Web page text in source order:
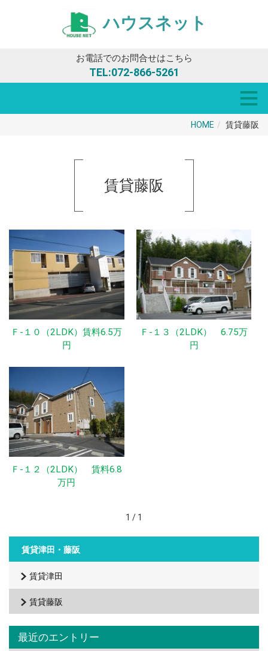
ハウスネット
お電話でのお問合せはこちら
TEL:072-866-5261
HOME 賃貸藤阪
賃貸藤阪
Ｆ-１０（2LDK）賃料6.5万
円
Ｆ-１３（2LDK） 6.75万
円
Ｆ-１２（2LDK） 賃料6.8
万円
1 / 1
賃貸津田・藤阪
賃貸津田
賃貸藤阪
最近のエントリー